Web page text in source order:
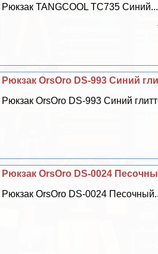
Рюкзак TANGCOOL TC735 Синий...
Рюкзак OrsOro DS-993 Синий
Рюкзак OrsOro DS-993 Синий
Рюкзак OrsOro DS-0024
Рюкзак OrsOro DS-0024